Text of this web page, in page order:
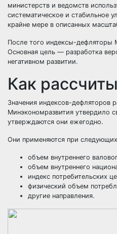
министерств и ведомств
систематическое и стабильное
крайне мере в описанных
После того индексы-дефляторы
Основная цель — разработка
негативном развитии.
Как
Значения индексов-дефляторов
Минэкономразвития утвердило
утверждаются они ежегодно.
Они применяются при
объем внутреннего
объем внутреннего
индекс потребительских
физический объем
другие направления.